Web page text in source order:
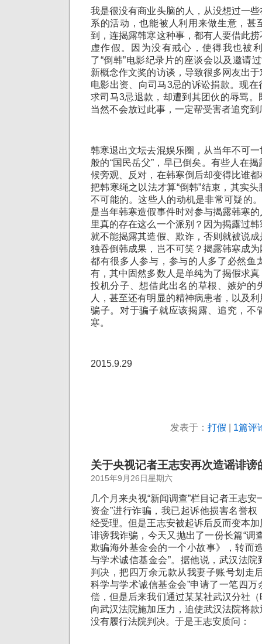
我是很没有商业头脑的人，从没想过一
系的活动，也能被人利用来做生意，甚
到，连揭露韩寒这种事，都有人要借此
虚作假。因为没有戒心，使得我也被
了“倒韩”电影纪录片的座谈会以及邀请
新概念作文奖的访谈，导致很多网友出
电影出资、向司马3忌的诉讼捐款。现
求司马3忌退款，却遭到其团伙的辱骂
当然不会放过此事，一定帮受害者追究到
韩寒退出文坛去混娱乐圈，从当年不可
般的“国民岳父”，早已倒矣。有些人在
候旁观、反对，在韩寒倒后却变得比谁
把韩寒绳之以法才算“倒韩”结束，其实
不可能的。这些人的动机是非常可疑的
是当年韩寒造假事件时对参与揭露韩寒
里真的存在这么一个派别？因为揭露过
就不能揭露其造假、欺诈，否则就被说
独吞倒韩成果，岂不可笑？揭露韩寒成
都有很多人参与，参与的人多了必然鱼
有，其中固然多数人是单纯为了揭假求
投机分子、想借此出名的草根、嫉妒的
人，甚至还有明显的精神病患者，以及
骗子。对于骗子就应该揭露、追究，不
寒。
2015.9.29
发表于： 打假 1篇评
关于央视记者王志安再次造谣诽谤
2015年9月26日星期六
几个月来央视“新闻调查”栏目记者王志安
资金”进行诈骗，我已起诉他损害名誉
经受理。但是王志安被起诉后反而变本
诽谤我诈骗，今天又抛出了一份长篇“调
欺骗海外基金会的一个小故事》，转而
与学术诚信基金会”。据他说，武汉法
判决，把四万余元款从我妻子账号划走
科学与学术诚信基金会”申请了一笔四
偿，但是后来我们通过某某社武汉分社
向武汉法院施加压力，迫使武汉法院将
没有履行法院判决。于是王志安质问：